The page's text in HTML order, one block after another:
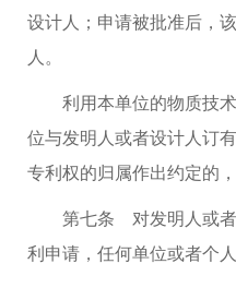
设计人；申请被批准后，
人。
利用本单位的物质技术
位与发明人或者设计人订
专利权的归属作出约定的，
第七条 对发明人或者
利申请，任何单位或者个人